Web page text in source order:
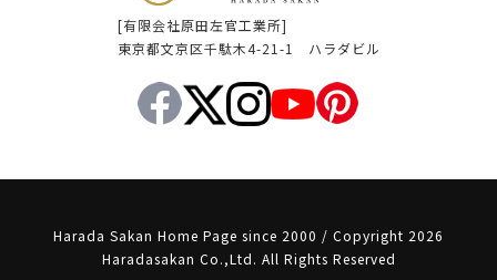
[有限会社原田左官工業所]
東京都文京区千駄木4-21-1 ハラダビル
Harada Sakan Home Page since 2000 / Copyright 2026
Haradasakan Co.,Ltd. All Rights Reserved